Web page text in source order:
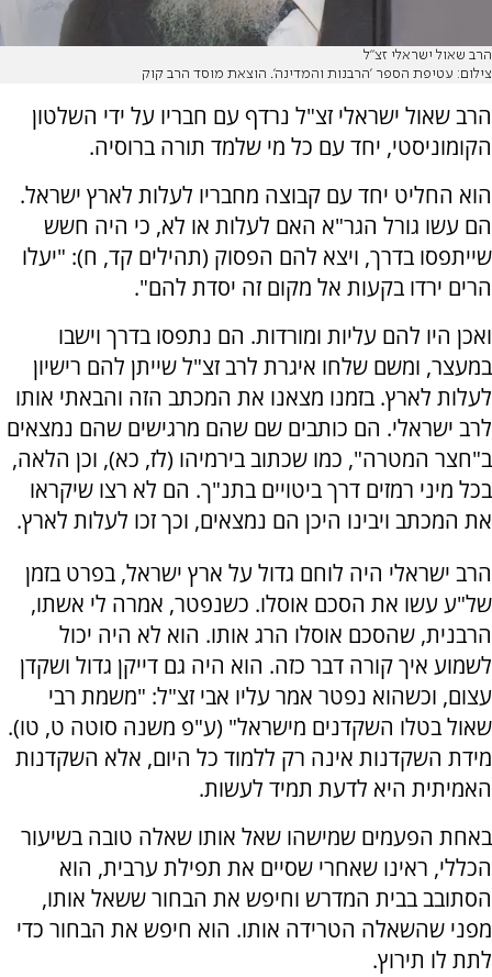
הרב שאול ישראלי זצ"ל
צילום: עטיפת הספר 'הרבנות והמדינה'. הוצאת מוסד הרב קוק
הרב שאול ישראלי זצ"ל נרדף עם חבריו על ידי השלטון
הקומוניסטי, יחד עם כל מי שלמד תורה ברוסיה.
הוא החליט יחד עם קבוצה מחבריו לעלות לארץ ישראל.
הם עשו גורל הגר"א האם לעלות או לא, כי היה חשש
שייתפסו בדרך, ויצא להם הפסוק (תהילים קד, ח): "יעלו
הרים ירדו בקעות אל מקום זה יסדת להם".
ואכן היו להם עליות ומורדות. הם נתפסו בדרך וישבו
במעצר, ומשם שלחו איגרת לרב זצ"ל שייתן להם רישיון
לעלות לארץ. בזמנו מצאנו את המכתב הזה והבאתי אותו
לרב ישראלי. הם כותבים שם שהם מרגישים שהם נמצאים
ב"חצר המטרה", כמו שכתוב בירמיהו (לז, כא), וכן הלאה,
בכל מיני רמזים דרך ביטויים בתנ"ך. הם לא רצו שיקראו
את המכתב ויבינו היכן הם נמצאים, וכך זכו לעלות לארץ.
הרב ישראלי היה לוחם גדול על ארץ ישראל, בפרט בזמן
של"ע עשו את הסכם אוסלו. כשנפטר, אמרה לי אשתו,
הרבנית, שהסכם אוסלו הרג אותו. הוא לא היה יכול
לשמוע איך קורה דבר כזה. הוא היה גם דייקן גדול ושקדן
עצום, וכשהוא נפטר אמר עליו אבי זצ"ל: "משמת רבי
שאול בטלו השקדנים מישראל" (ע"פ משנה סוטה ט, טו).
מידת השקדנות אינה רק ללמוד כל היום, אלא השקדנות
האמיתית היא לדעת תמיד לעשות.
באחת הפעמים שמישהו שאל אותו שאלה טובה בשיעור
הכללי, ראינו שאחרי שסיים את תפילת ערבית, הוא
הסתובב בבית המדרש וחיפש את הבחור ששאל אותו,
מפני שהשאלה הטרידה אותו. הוא חיפש את הבחור כדי
לתת לו תירוץ.